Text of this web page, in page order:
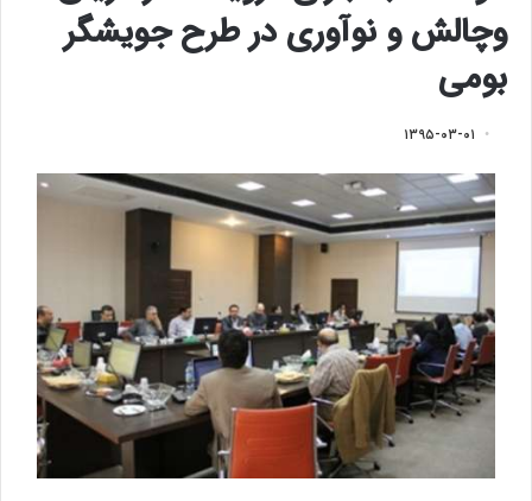
وچالش و نوآوری در طرح جویشگر
بومی
۱۳۹۵-۰۳-۰۱